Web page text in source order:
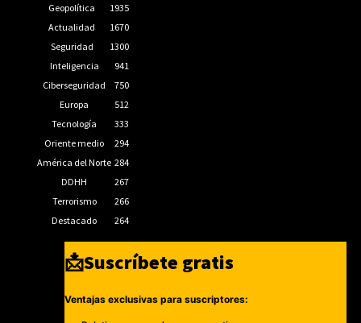
Geopolítica
1935
Actualidad
1670
Seguridad
1300
Inteligencia
941
Ciberseguridad
750
Europa
512
Tecnología
333
Oriente medio
294
América del Norte 284
DDHH
267
Terrorismo
266
Destacado
264
📩Suscríbete gratis
Ventajas exclusivas para suscriptores: